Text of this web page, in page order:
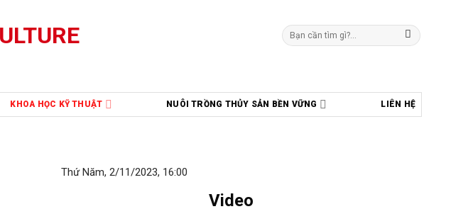
Tìm
kiếm:
KHOA HỌC KỸ THUẬT NUÔI TRỒNG THỦY SẢN BỀN VỮNG LIÊN HỆ
Thứ Năm, 2/11/2023, 16:00
Video